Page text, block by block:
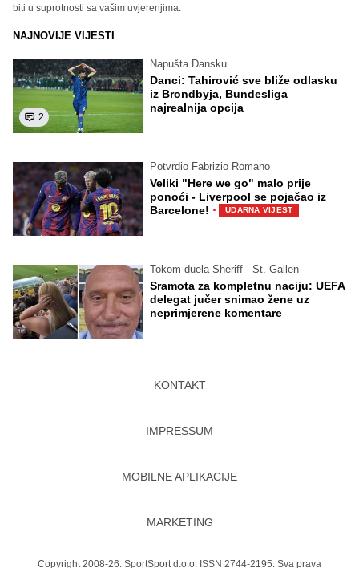
biti u suprotnosti sa vašim uvjerenjima.
NAJNOVIJE VIJESTI
2
Napušta Dansku
Danci: Tahirović sve bliže odlasku
iz Brondbyja, Bundesliga
najrealnija opcija
Potvrdio Fabrizio Romano
Veliki "Here we go" malo prije
ponoći - Liverpool se pojačao iz
Barcelone! · UDARNA VIJEST
Tokom duela Sheriff - St. Gallen
Sramota za kompletnu naciju: UEFA
delegat jučer snimao žene uz
neprimjerene komentare
KONTAKT
IMPRESSUM
MOBILNE APLIKACIJE
MARKETING
Copyright 2008-26. SportSport d.o.o. ISSN 2744-2195. Sva prava